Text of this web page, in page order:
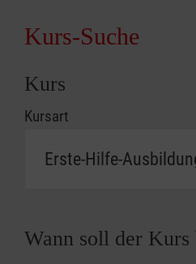
Kurs-Suche
Kurs
Kursart
Wann soll der Kurs